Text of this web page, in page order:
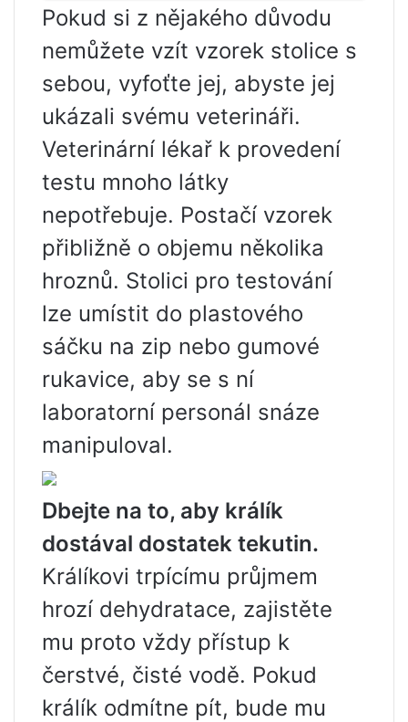
Pokud si z nějakého důvodu
nemůžete vzít vzorek stolice s
sebou, vyfoťte jej, abyste jej
ukázali svému veterináři.
Veterinární lékař k provedení
testu mnoho látky
nepotřebuje. Postačí vzorek
přibližně o objemu několika
hroznů. Stolici pro testování
lze umístit do plastového
sáčku na zip nebo gumové
rukavice, aby se s ní
laboratorní personál snáze
manipuloval.
Dbejte na to, aby králík
dostával dostatek tekutin.
Králíkovi trpícímu průjmem
hrozí dehydratace, zajistěte
mu proto vždy přístup k
čerstvé, čisté vodě. Pokud
králík odmítne pít, bude mu